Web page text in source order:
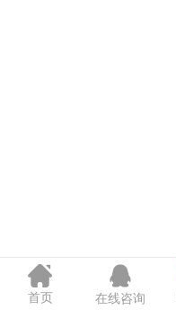
首页 在线咨询